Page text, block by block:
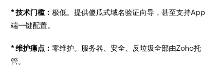
* 技术门槛：极低。提供傻瓜式域名验证向导，甚至支持App
端一键配置。
* 维护痛点：零维护。服务器、安全、反垃圾全部由Zoho托
管。